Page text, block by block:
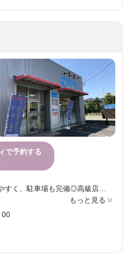
で予約する
県道34号線沿い！路面店だから見つけやすく、駐車場も完備◎高級店と激安店で１５年以上に亘り経験をつんだスタッフが、お客様1人1人に合わせたオーダーメイドの施術を提供いたします。お客様に寄りそい、コンセプトでもある「ひとときの癒し」を提供させていただきますので安心してお任せください。また、老若男女問わず、どなたでも通いやすいお店作りを心掛けています。白と水色をベースにした店内には心地よいBGMが…♪個室も2部屋ご用意しております。お子様連れも安心してご来店下さい。 ◆◆『全身+足すっきりセットコース90分』が人気！◆◆ 選べる3種類のアロマオイルをご用意！選んで頂いたオイルで足を優しくトリートメントしたら、全身をほぐしていきます。ひとりひとりに合わせ、気になる箇所を中心にオーダーメイドの施術を致します。力加減も調整できますので、お気軽にお申し付けください♪ お客様の日常に寄り添えるサロンを目指して、疲れた身体を癒すひと時をご提供致します。
もっと見る
00